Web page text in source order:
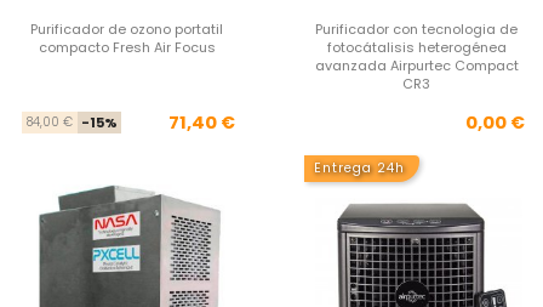
Purificador de ozono portatil
compacto Fresh Air Focus
Precio base
84,00 € -15% Precio
71,40 €
Purificador con tecnologia de
fotocátalisis heterogénea
avanzada Airpurtec Compact
CR3
0,00 €
Entrega 24h